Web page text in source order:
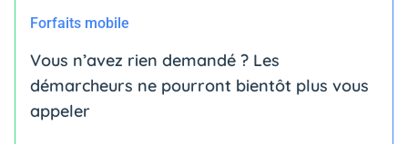
Forfaits mobile
Vous n’avez rien demandé ? Les
démarcheurs ne pourront bientôt plus vous
appeler